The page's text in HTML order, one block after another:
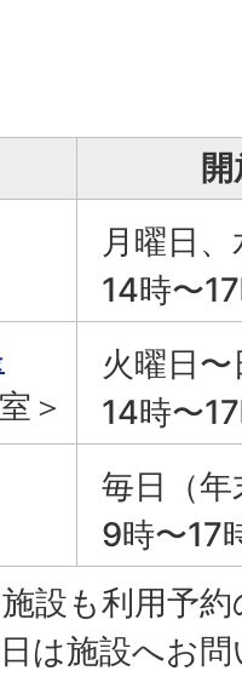
月曜日
14時〜
＞
火曜日
14時〜
毎日（
9時〜17
施設も利用予
は施設へお